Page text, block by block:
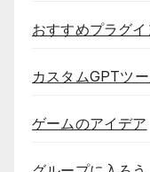
おすすめプラグイ
カスタムGPTツ
ゲームのアイデア